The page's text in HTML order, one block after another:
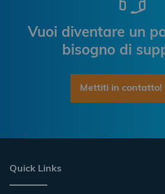
Vuoi diventare un
bisogno di
Mettiti in contatto!
Quick Links